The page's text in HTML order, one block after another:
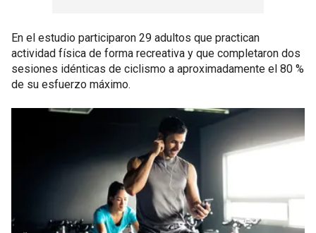
En el estudio participaron 29 adultos que practican
actividad física de forma recreativa y que completaron dos
sesiones idénticas de ciclismo a aproximadamente el 80 %
de su esfuerzo máximo.